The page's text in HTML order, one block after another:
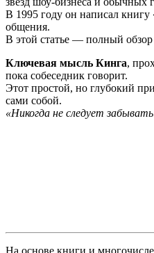
В 1995 году он написал книгу
общения.
В этой статье — полный
Ключевая мысль Кинга,
пока собеседник говорит.
Этот простой, но глубокий
сами собой.
«Никогда не следует
На основе книги и